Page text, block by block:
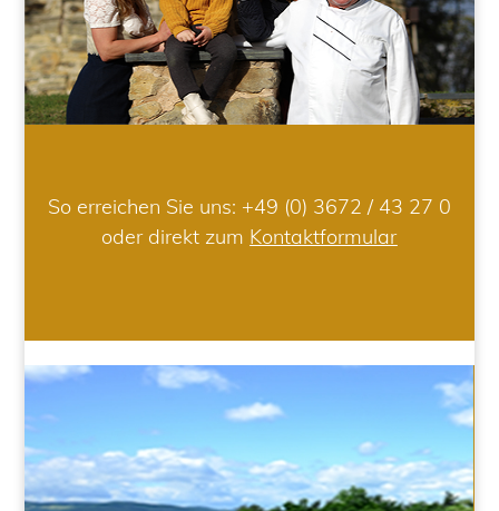
So erreichen Sie uns: +49 (0) 3672 / 43 27 0
oder direkt zum Kontaktformular